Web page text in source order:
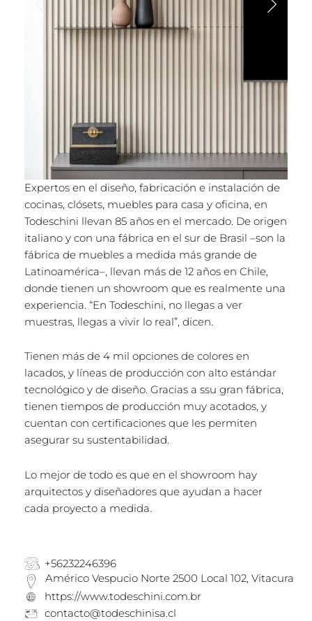
Expertos en el diseño, fabricación e instalación de
cocinas, clósets, muebles para casa y oficina, en
Todeschini llevan 85 años en el mercado. De origen
italiano y con una fábrica en el sur de Brasil –son la
fábrica de muebles a medida más grande de
Latinoamérica–, llevan más de 12 años en Chile,
donde tienen un showroom que es realmente una
experiencia. “En Todeschini, no llegas a ver
muestras, llegas a vivir lo real”, dicen.
Tienen más de 4 mil opciones de colores en
lacados, y líneas de producción con alto estándar
tecnológico y de diseño. Gracias a ssu gran fábrica,
tienen tiempos de producción muy acotados, y
cuentan con certificaciones que les permiten
asegurar su sustentabilidad.
Lo mejor de todo es que en el showroom hay
arquitectos y diseñadores que ayudan a hacer
cada proyecto a medida.
+56232246396
Américo Vespucio Norte 2500 Local 102, Vitacura
https://www.todeschini.com.br
contacto@todeschinisa.cl